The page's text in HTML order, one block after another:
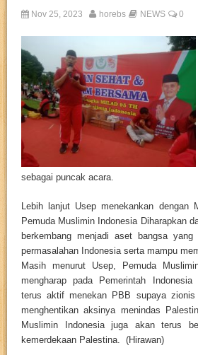
Nov 25, 2023 horebs NEWS 0
sebagai puncak acara.
Lebih lanjut Usep menekankan dengan
Pemuda Muslimin Indonesia Diharapkan
berkembang menjadi aset bangsa
permasalahan Indonesia serta mampu
Masih menurut Usep, Pemuda
mengharap pada Pemerintah Indonesia
terus aktif menekan PBB supaya
menghentikan aksinya menindas
Muslimin Indonesia juga akan terus
kemerdekaan Palestina. (Hirawan)